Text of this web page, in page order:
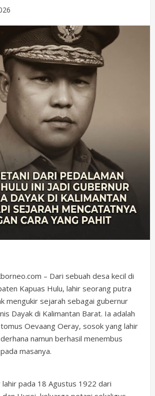
– Dari sebuah desa kecil di
Kapuas Hulu, lahir seorang putra
mengukir sejarah sebagai gubernur
Dayak di Kalimantan Barat. Ia adalah
Oevaang Oeray, sosok yang lahir
namun berhasil menembus
masanya.
pada 18 Agustus 1922 dari